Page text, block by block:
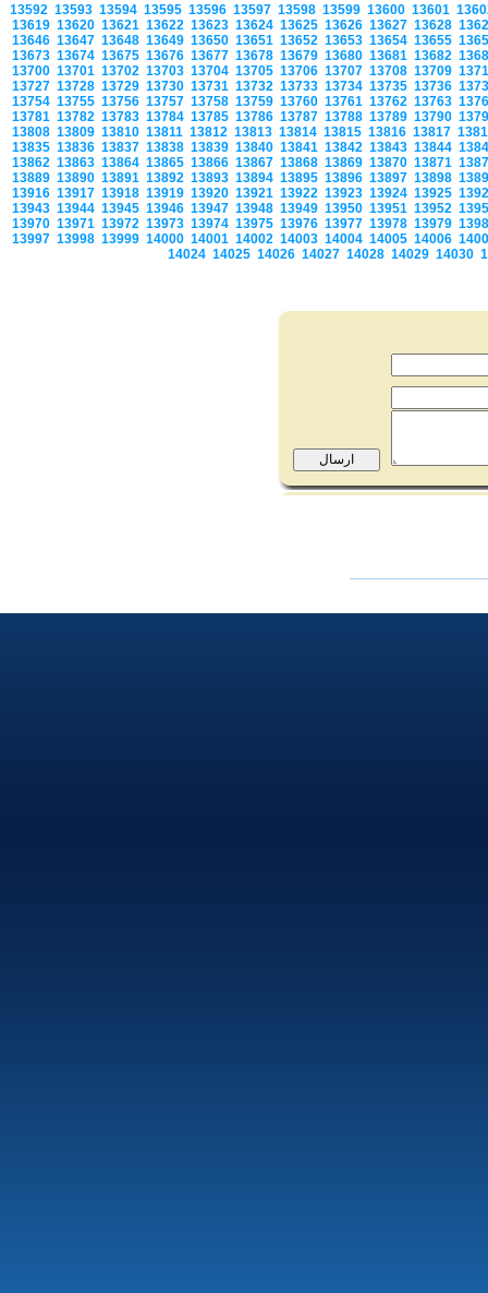
13592 13593 13594 13595 13596 13597 13598 13599 13600 13601
13619 13620 13621 13622 13623 13624 13625 13626 13627 13628
13646 13647 13648 13649 13650 13651 13652 13653 13654 13655
13673 13674 13675 13676 13677 13678 13679 13680 13681 13682
13700 13701 13702 13703 13704 13705 13706 13707 13708 13709
13727 13728 13729 13730 13731 13732 13733 13734 13735 13736
13754 13755 13756 13757 13758 13759 13760 13761 13762 13763
13781 13782 13783 13784 13785 13786 13787 13788 13789 13790
13808 13809 13810 13811 13812 13813 13814 13815 13816 13817
13835 13836 13837 13838 13839 13840 13841 13842 13843 13844
13862 13863 13864 13865 13866 13867 13868 13869 13870 13871
13889 13890 13891 13892 13893 13894 13895 13896 13897 13898
13916 13917 13918 13919 13920 13921 13922 13923 13924 13925
13943 13944 13945 13946 13947 13948 13949 13950 13951 13952
13970 13971 13972 13973 13974 13975 13976 13977 13978 13979
13997 13998 13999 14000 14001 14002 14003 14004 14005 14006
14024 14025 14026 14027 14028 14029 14030